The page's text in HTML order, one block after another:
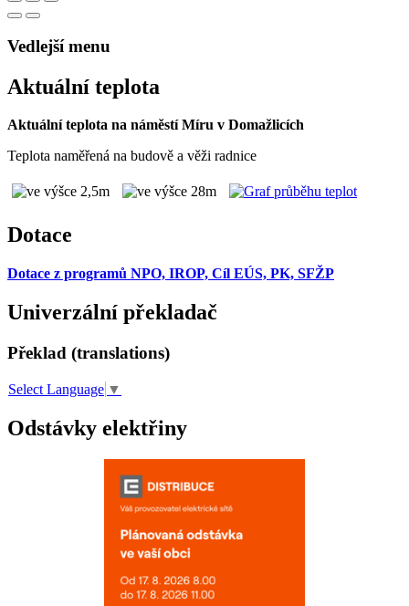
Vedlejší menu
Aktuální teplota
Aktuální teplota na náměstí Míru v Domažlicích
Teplota naměřená na budově a věži radnice
Dotace
Dotace z programů NPO, IROP, Cíl EÚS, PK, SFŽP
Univerzální překladač
Překlad (translations)
Select Language ▼
Odstávky elektřiny